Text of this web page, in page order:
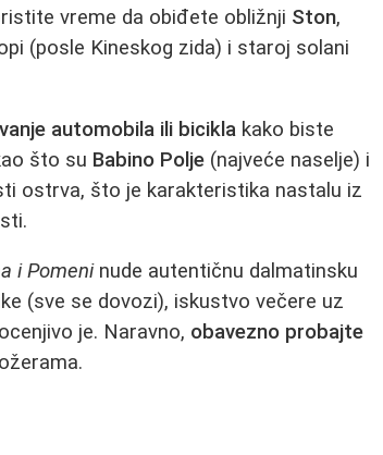
vreme da obiđete obližnji Ston,
(posle Kineskog zida) i staroj solani
automobila ili bicikla kako biste
što su Babino Polje (najveće naselje) i
ostrva, što je karakteristika nastalu iz
i Pomeninude autentičnu dalmatinsku
(sve se dovozi), iskustvo večere uz
je. Naravno, obavezno probajte